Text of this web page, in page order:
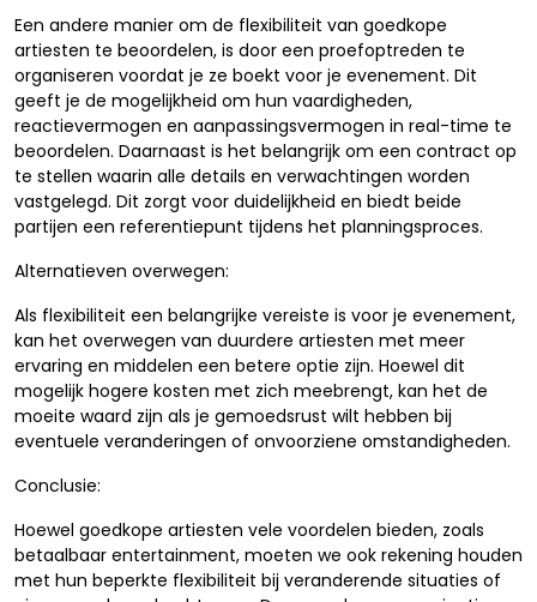
Een andere manier om de flexibiliteit van goedkope
artiesten te beoordelen, is door een proefoptreden te
organiseren voordat je ze boekt voor je evenement. Dit
geeft je de mogelijkheid om hun vaardigheden,
reactievermogen en aanpassingsvermogen in real-time te
beoordelen. Daarnaast is het belangrijk om een contract op
te stellen waarin alle details en verwachtingen worden
vastgelegd. Dit zorgt voor duidelijkheid en biedt beide
partijen een referentiepunt tijdens het planningsproces.
Alternatieven overwegen:
Als flexibiliteit een belangrijke vereiste is voor je evenement,
kan het overwegen van duurdere artiesten met meer
ervaring en middelen een betere optie zijn. Hoewel dit
mogelijk hogere kosten met zich meebrengt, kan het de
moeite waard zijn als je gemoedsrust wilt hebben bij
eventuele veranderingen of onvoorziene omstandigheden.
Conclusie:
Hoewel goedkope artiesten vele voordelen bieden, zoals
betaalbaar entertainment, moeten we ook rekening houden
met hun beperkte flexibiliteit bij veranderende situaties of